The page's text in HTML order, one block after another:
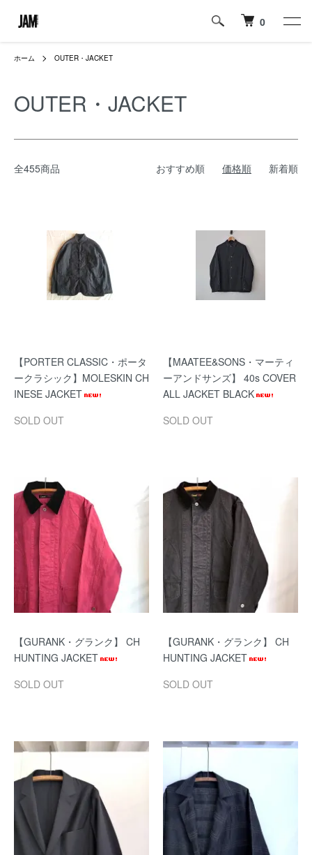
0
ホーム OUTER・JACKET
OUTER・JACKET
全455商品 おすすめ順 価格順 新着順
【PORTER CLASSIC・ポータ
ークラシック】MOLESKIN CH
INESE JACKET
SOLD OUT
【MAATEE&SONS・マーティ
ーアンドサンズ】 40s COVER
ALL JACKET BLACK
SOLD OUT
【GURANK・グランク】 CH
HUNTING JACKET
SOLD OUT
【GURANK・グランク】 CH
HUNTING JACKET
SOLD OUT